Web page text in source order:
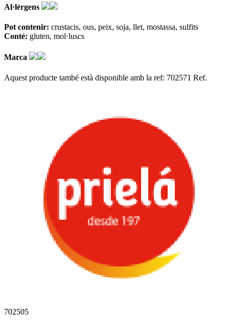
Al·lèrgens
Pot contenir: crustacis ous peix soja llet mostassa sulfits
Conté: gluten mol·luscs
Marca
Aquest producte també està disponible amb la ref: 702571 Ref.
702505